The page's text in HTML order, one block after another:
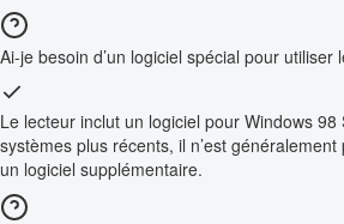
Ai-je besoin d’un logiciel spécial pour utiliser
Le lecteur inclut un logiciel pour Windows 98
systèmes plus récents, il n’est généralement
un logiciel supplémentaire.